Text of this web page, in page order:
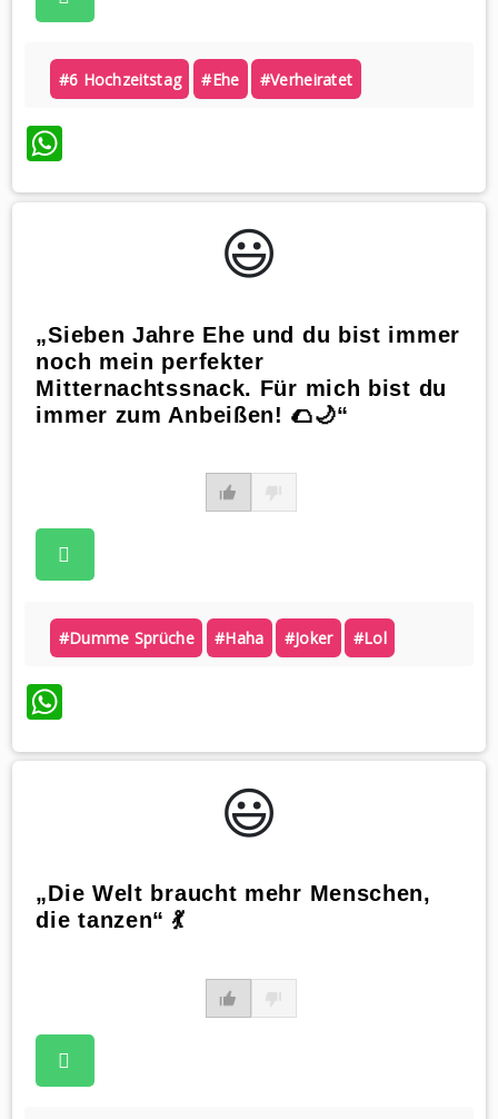
#6 Hochzeitstag #ehe #verheiratet
WhatsApp
😃️
„Sieben Jahre Ehe und du bist immer
noch mein perfekter
Mitternachtssnack. Für mich bist du
immer zum Anbeißen! 🌮🌙“
#dumme Sprüche #haha #joker #lol
WhatsApp
😃️
„Die Welt braucht mehr Menschen,
die tanzen“ 💃